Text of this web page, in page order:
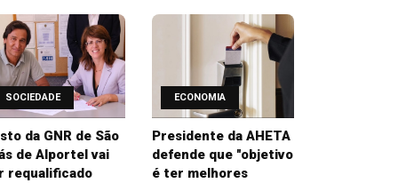
SOCIEDADE
da GNR de São
de Alportel vai
requalificado
ECONOMIA
Presidente da AHETA
defende que "objetivo
é ter melhores